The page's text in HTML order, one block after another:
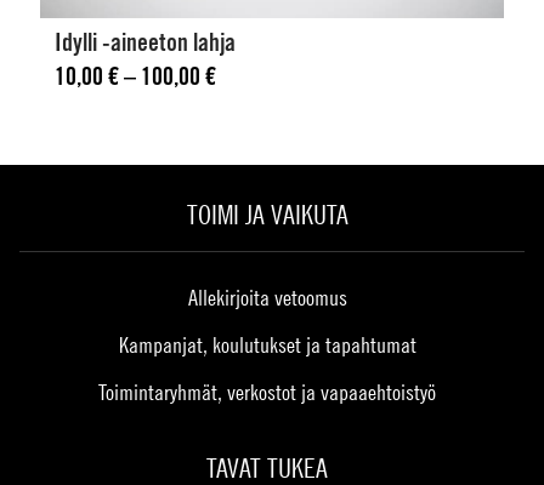
Idylli -aineeton lahja
10,00 €– 100,00 €Hintaluokka: 10,00 € - 100,00 €
TOIMI JA VAIKUTA
Allekirjoita vetoomus
Kampanjat, koulutukset ja tapahtumat
Toimintaryhmät, verkostot ja vapaaehtoistyö
TAVAT TUKEA